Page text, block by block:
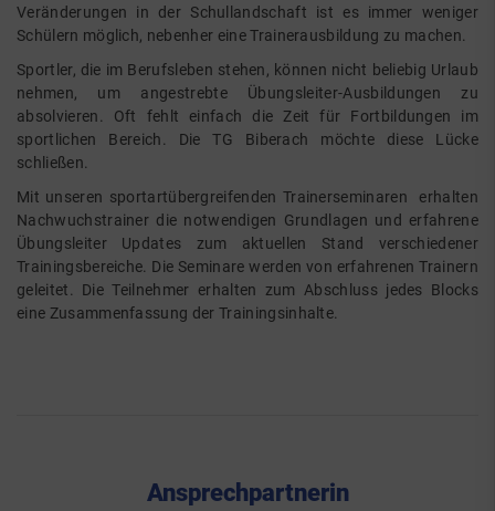
Veränderungen in der Schullandschaft ist es immer weniger
Schülern möglich, nebenher eine Trainerausbildung zu machen.
Sportler, die im Berufsleben stehen, können nicht beliebig Urlaub
nehmen, um angestrebte Übungsleiter-Ausbildungen zu
absolvieren. Oft fehlt einfach die Zeit für Fortbildungen im
sportlichen Bereich. Die TG Biberach möchte diese Lücke
schließen.
Mit unseren sportartübergreifenden Trainerseminaren erhalten
Nachwuchstrainer die notwendigen Grundlagen und erfahrene
Übungsleiter Updates zum aktuellen Stand verschiedener
Trainingsbereiche. Die Seminare werden von erfahrenen Trainern
geleitet. Die Teilnehmer erhalten zum Abschluss jedes Blocks
eine Zusammenfassung der Trainingsinhalte.
Ansprechpartnerin